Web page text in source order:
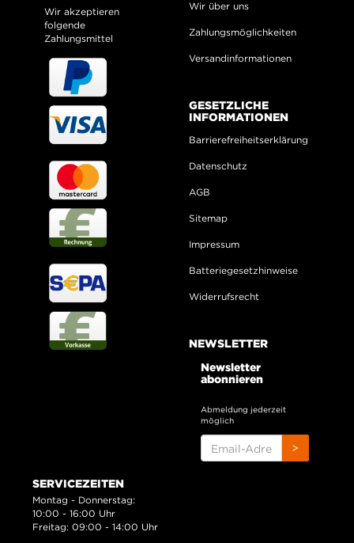
Wir akzeptieren
folgende
Zahlungsmittel
Wir über uns
Zahlungsmöglichkeiten
Versandinformationen
GESETZLICHE
INFORMATIONEN
Barrierefreiheitserklärung
Datenschutz
AGB
Sitemap
Impressum
Batteriegesetzhinweise
Widerrufsrecht
NEWSLETTER
Newsletter
abonnieren
Abmeldung jederzeit
möglich
ADRESSE
>
SERVICEZEITEN
Montag - Donnerstag:
10:00 - 16:00 Uhr
Freitag: 09:00 - 14:00 Uhr